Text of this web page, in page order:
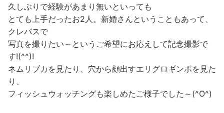
久しぶりで経験があまり無いといっても
とても上手だったお2人。新婚さんということもあって、
クレバスで
写真を撮りたい～というご希望にお応えして記念撮影で
す!(^^)!
ネムリブカを見たり、穴から顔出すエリグロギンポを見た
り、
フィッシュウォッチングも楽しめたご様子でした～(^O^)